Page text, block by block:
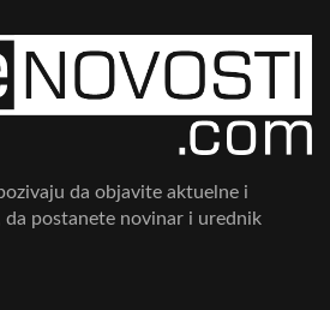
da objavite aktuelne i
da postanete novinar i urednik